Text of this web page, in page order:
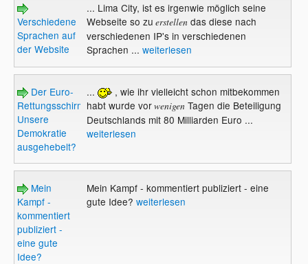
Verschiedene
Sprachen auf
der Website
... Lima City, ist es irgenwie möglich seine
Webseite so zu erstellendas diese nach
verschiedenen IP's in verschiedenen
Sprachen ... weiterlesen
Der Euro-
Rettungsschirm.
Unsere
Demokratie
ausgehebelt?
...
, wie ihr vielleicht schon mitbekommen
habt wurde vorwenigenTagen die Beteiligung
Deutschlands mit 80 Milliarden Euro ...
weiterlesen
Mein
Kampf -
kommentiert
publiziert -
eine gute
Idee?
Mein Kampf - kommentiert publiziert - eine
gute Idee? weiterlesen